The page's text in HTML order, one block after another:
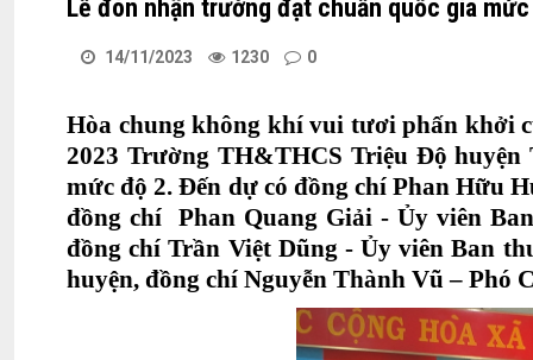
Lễ đón nhận trường đạt chuẩn quốc gia
14/11/2023 1230 0
Hòa chung không khí vui tươi phấn khởi
2023 Trường TH&THCS Triệu Độ
mức độ 2. Đến dự có đồng chí Phan Hữu
đồng chí Phan Quang Giải - Ủy viên
đồng chí Trần Việt Dũng - Ủy viên Ban
huyện, đồng chí Nguyễn Thành Vũ – Phó